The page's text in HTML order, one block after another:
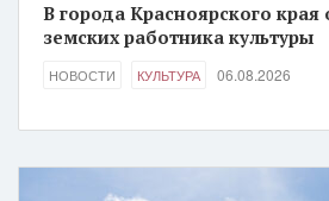
В города Красноярского края
земских работника культуры
НОВОСТИ КУЛЬТУРА 06.08.2026